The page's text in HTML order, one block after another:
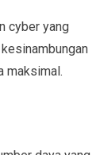
cyber yang
maksimal.